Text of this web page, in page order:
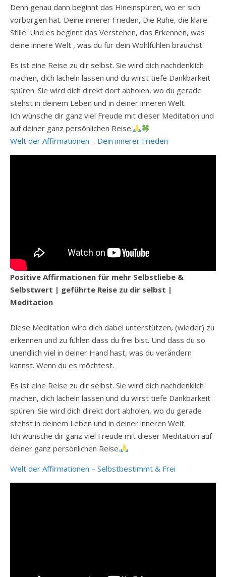
Denn genau dann beginnt das Hineinspüren, wo er sich
vorborgen hat. Deine innerer Frieden, Die Ruhe, die klare
Stille. Und es beginnt das Verstehen, das Erkennen, was
deine innere Welt , was du für dein Wohlfühlen brauchst.
Es ist eine Reise zu dir selbst. Sie wird dich nachdenklich
machen, dich lächeln lassen und du wirst tiefe Dankbarkeit
spüren. Sie wird dich direkt dort abholen, wo du gerade
stehst in deinem Leben und in deiner inneren Welt.
Ich wünsche dir ganz viel Freude mit dieser Meditation und
auf deiner ganz persönlichen Reise.
Welt der Affirmationen – Dein innerer Frieden
Positive Affirmationen für mehr Selbstliebe &
Selbstwert | geführte Reise zu dir selbst |
Meditation
Diese Meditation wird dich dabei unterstützen, (wieder) zu
erkennen und zu fühlen dass du frei bist. Und dass du so
unendlich viel in deiner Hand hast, was du verändern
kannst. Wenn du es möchtest.
Es ist eine Reise zu dir selbst. Sie wird dich nachdenklich
machen, dich lächeln lassen und du wirst tiefe Dankbarkeit
spüren. Sie wird dich direkt dort abholen, wo du gerade
stehst in deinem Leben und in deiner inneren Welt.
Ich wünsche dir ganz viel Freude mit dieser Meditation auf
deiner ganz persönlichen Reise.
Welt der Affirmationen – Selbstbestimmt & Frei